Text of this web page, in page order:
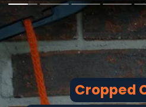
Cropped
Cropped